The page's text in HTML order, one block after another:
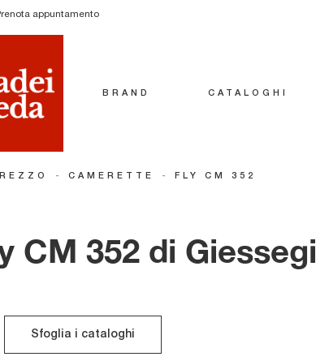
appuntamento
BRAND CATALOGHI
- CAMERETTE - FLY CM 352
CM 352 di Giessegi
Sfoglia i cataloghi